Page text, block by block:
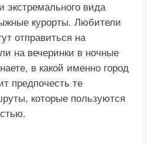
вида
курорты. Любители
отправиться на
на вечеринки в ночные
в какой именно город
предпочесть те
которые пользуются